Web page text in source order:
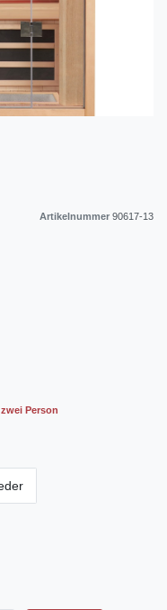
Artikelnummer 90617-13
Person